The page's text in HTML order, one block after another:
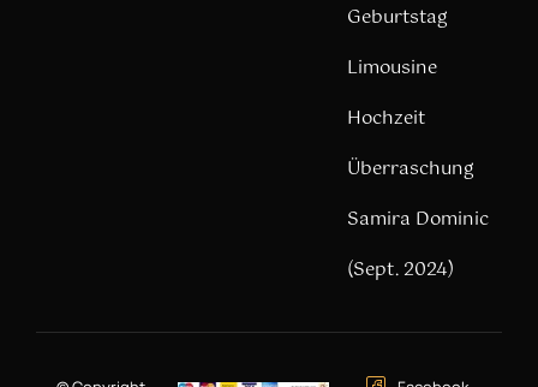
Geburtstag
Limousine
Hochzeit
Überraschung
Samira Dominic
(Sept. 2024)